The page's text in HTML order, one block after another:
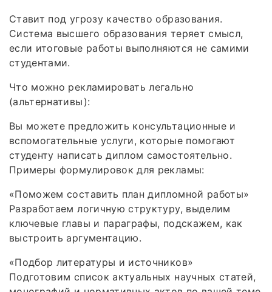
Ставит под угрозу качество образования.
Система высшего образования теряет смысл,
если итоговые работы выполняются не самими
студентами.
Что можно рекламировать легально
(альтернативы):
Вы можете предложить консультационные и
вспомогательные услуги, которые помогают
студенту написать диплом самостоятельно.
Примеры формулировок для рекламы:
«Поможем составить план дипломной работы»
Разработаем логичную структуру, выделим
ключевые главы и параграфы, подскажем, как
выстроить аргументацию.
«Подбор литературы и источников»
Подготовим список актуальных научных статей,